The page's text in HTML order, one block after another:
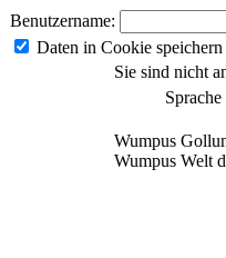
Benutzername:
Daten in Cookie speichern
Sie sind nicht
Wumpus
Wumpus Welt